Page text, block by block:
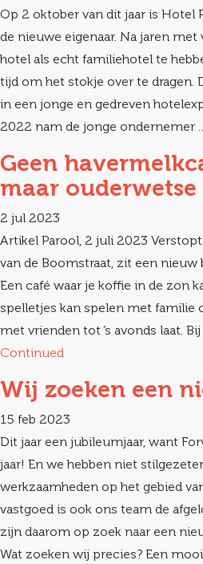
Op 2 oktober van dit jaar is Hotel
de nieuwe eigenaar. Na jaren
hotel als echt familiehotel te
tijd om het stokje over te dragen.
in een jonge en gedreven
2022 nam de jonge ondernemer
Geen
maar
2 jul 2023
Artikel Parool, 2 juli 2023
van de Boomstraat, zit een nieuw
Een café waar je koffie in de zon
spelletjes kan spelen met familie
met vrienden tot ’s avonds laat.
Continued
Wij zoeken een
15 feb 2023
Dit jaar een jubileumjaar, want
jaar! En we hebben niet
werkzaamheden op het gebied
vastgoed is ook ons team de
zijn daarom op zoek naar een
Wat zoeken wij precies? Een